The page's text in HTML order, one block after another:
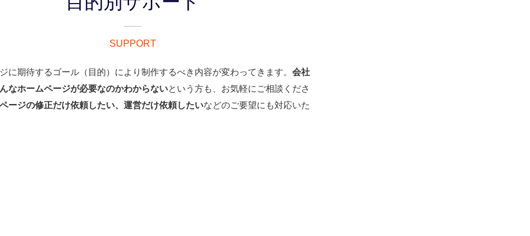
SUPPORT
に期待するゴール（目的）により制作するべき内容が変わってきます。 会社
なホームページが必要なのかわからないという方も、お気軽にご相談くださ
ージの修正だけ依頼したい、運営だけ依頼したいなどのご要望にも対応いた